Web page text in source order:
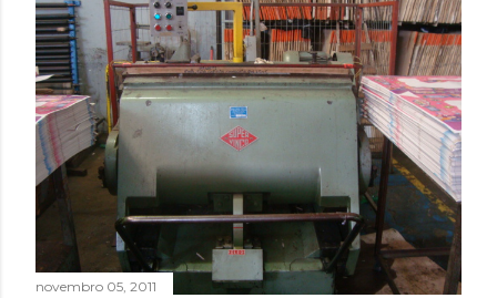
novembro 05, 2011